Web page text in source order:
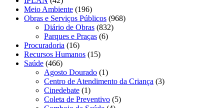
Meio Ambiente (196)
Obras e Serviços Públicos (968)
Diário de Obras (832)
Parques e Praças (6)
Procuradoria (16)
Recursos Humanos (15)
Saúde (466)
Agosto Dourado (1)
Centro de Atendimento da Criança (3)
Cinedebate (1)
Coleta de Preventivo (5)